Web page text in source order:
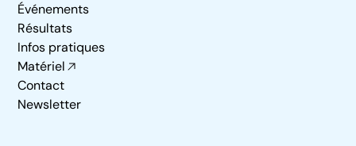
Événements
Résultats
Infos pratiques
Matériel
Contact
Newsletter